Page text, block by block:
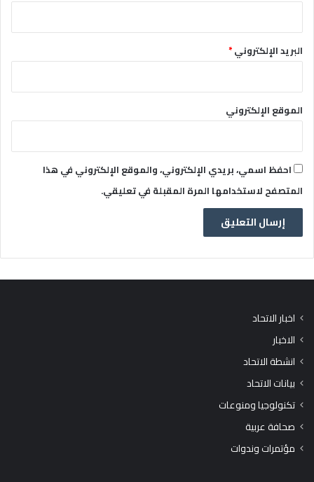
البريد الإلكتروني*
الموقع الإلكتروني
احفظ اسمي، بريدي الإلكتروني، والموقع الإلكتروني في هذا
المتصفح لاستخدامها المرة المقبلة في تعليقي.
اخبار الاتحاد
الاخبار
انشطة الاتحاد
بيانات الاتحاد
تكنولوجيا ومنوعات
صحافة عربية
مؤتمرات وندوات